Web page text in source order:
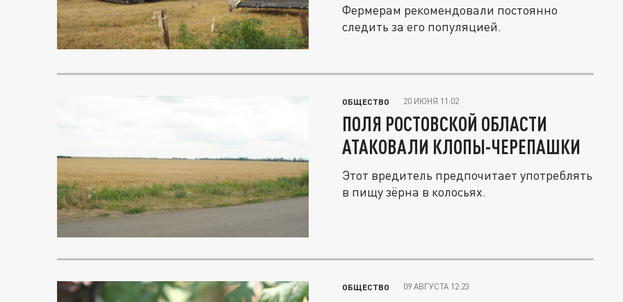
Фермерам рекомендовали постоянно
следить за его популяцией.
ОБЩЕСТВО 20 ИЮНЯ 11:02
ПОЛЯ РОСТОВСКОЙ ОБЛАСТИ
АТАКОВАЛИ КЛОПЫ-ЧЕРЕПАШКИ
Этот вредитель предпочитает употреблять
в пищу зёрна в колосьях.
ОБЩЕСТВО 09 АВГУСТА 12:23